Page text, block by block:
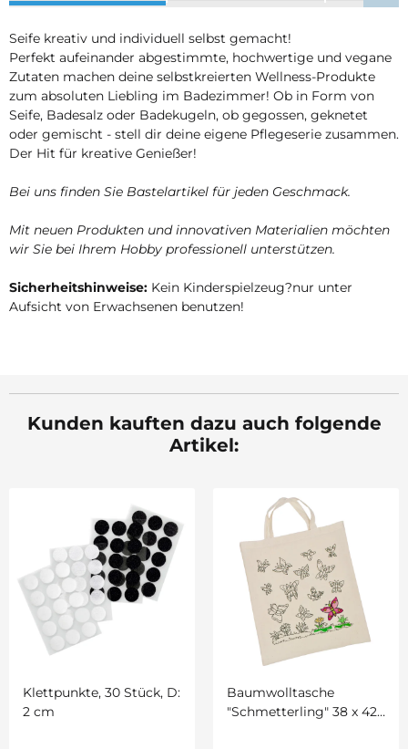
Seife kreativ und individuell selbst gemacht!
Perfekt aufeinander abgestimmte, hochwertige und vegane
Zutaten machen deine selbstkreierten Wellness-Produkte
zum absoluten Liebling im Badezimmer! Ob in Form von
Seife, Badesalz oder Badekugeln, ob gegossen, geknetet
oder gemischt - stell dir deine eigene Pflegeserie zusammen.
Der Hit für kreative Genießer!
Bei uns finden Sie Bastelartikel für jeden Geschmack.
Mit neuen Produkten und innovativen Materialien möchten
wir Sie bei Ihrem Hobby professionell unterstützen.
Sicherheitshinweise: Kein Kinderspielzeug?nur unter
Aufsicht von Erwachsenen benutzen!
Kunden kauften dazu auch folgende
Artikel:
Klettpunkte, 30 Stück, D:
2 cm
Baumwolltasche
"Schmetterling" 38 x 42